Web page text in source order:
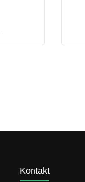
Kontakt